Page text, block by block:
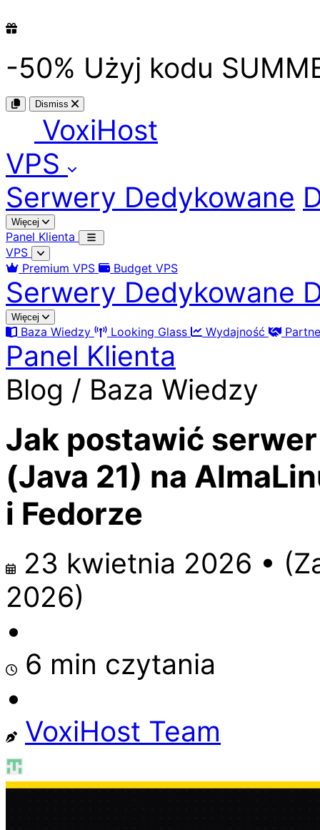
-50% Użyj kodu
Dismiss
VoxiHost
VPS
Serwery Dedykowane
Więcej
Panel Klienta
VPS
Premium VPS
Budget VPS
Serwery Dedykowane
Więcej
Baza Wiedzy Looking Glass Wydajność
Panel Klienta
Blog / Baza Wiedzy
Jak postawić
(Java 21) na
i Fedorze
23 kwietnia 2026 •
2026)
•
6 min czytania
•
VoxiHost Team